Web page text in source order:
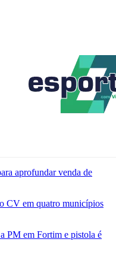
aprofundar venda de
CV em quatro municípios
PM em Fortim e pistola é